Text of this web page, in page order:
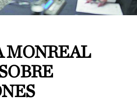
MONREAL